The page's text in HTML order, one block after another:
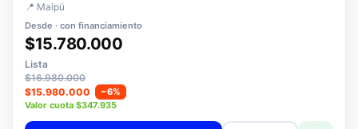
2024
📍 Maipú
Desde · con financiamiento
$15.780.000
Lista
$16.980.000
$15.980.000
−6%
Valor cuota $347.935